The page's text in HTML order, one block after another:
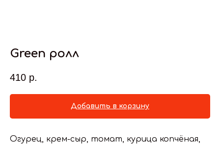
Green ролл
410 р.
Добавить в корзину
Огурец, крем-сыр, томат, курица копчёная,